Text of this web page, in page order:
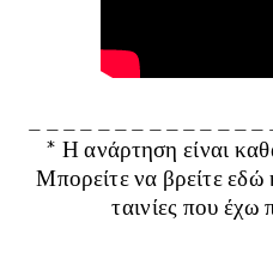
* Η ανάρτηση είναι
Μπορείτε να βρείτεεδώ
ταινίες που